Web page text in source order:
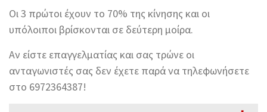
Οι 3 πρώτοι έχουν το 70% της κίνησης και οι
υπόλοιποι βρίσκονται σε δεύτερη μοίρα.
Αν είστε επαγγελματίας και σας τρώνε οι
ανταγωνιστές σας δεν έχετε παρά να τηλεφωνήσετε
στο 6972364387!